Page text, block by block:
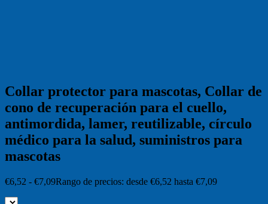
Collar protector para mascotas, Collar de
cono de recuperación para el cuello,
antimordida, lamer, reutilizable, círculo
médico para la salud, suministros para
mascotas
€6,52 - €7,09Rango de precios: desde €6,52 hasta €7,09